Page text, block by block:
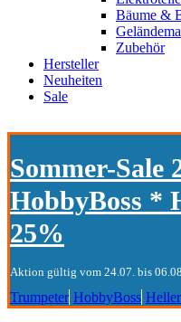
Bäume &
Zubehör
Hersteller
Neuheiten
Sale
Sommer-Sale
HobbyBoss *
25%
Aktion gültig vom 24.07. bis
Trumpeter HobbyBoss